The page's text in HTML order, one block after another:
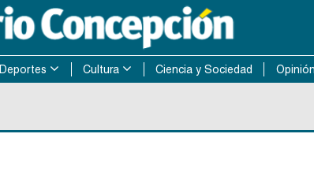
Deportes Cultura Ciencia y Sociedad